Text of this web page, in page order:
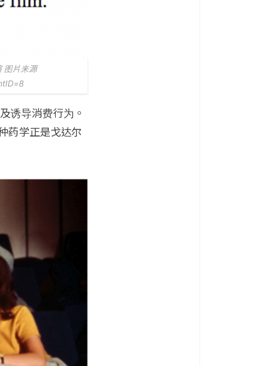
图片来源
诱导消费行为。
药学正是戈达尔